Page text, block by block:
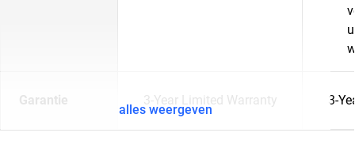
Garantie 3-Year Limited Warranty 3-
alles weergeven